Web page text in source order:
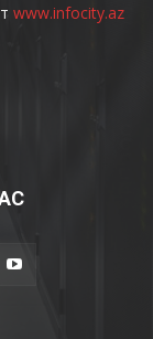
www.infocity.az